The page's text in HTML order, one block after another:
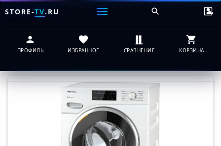
STORE-TV.RU
ПРОФИЛЬ ИЗБРАННОЕ СРАВНЕНИЕ КОРЗИНА